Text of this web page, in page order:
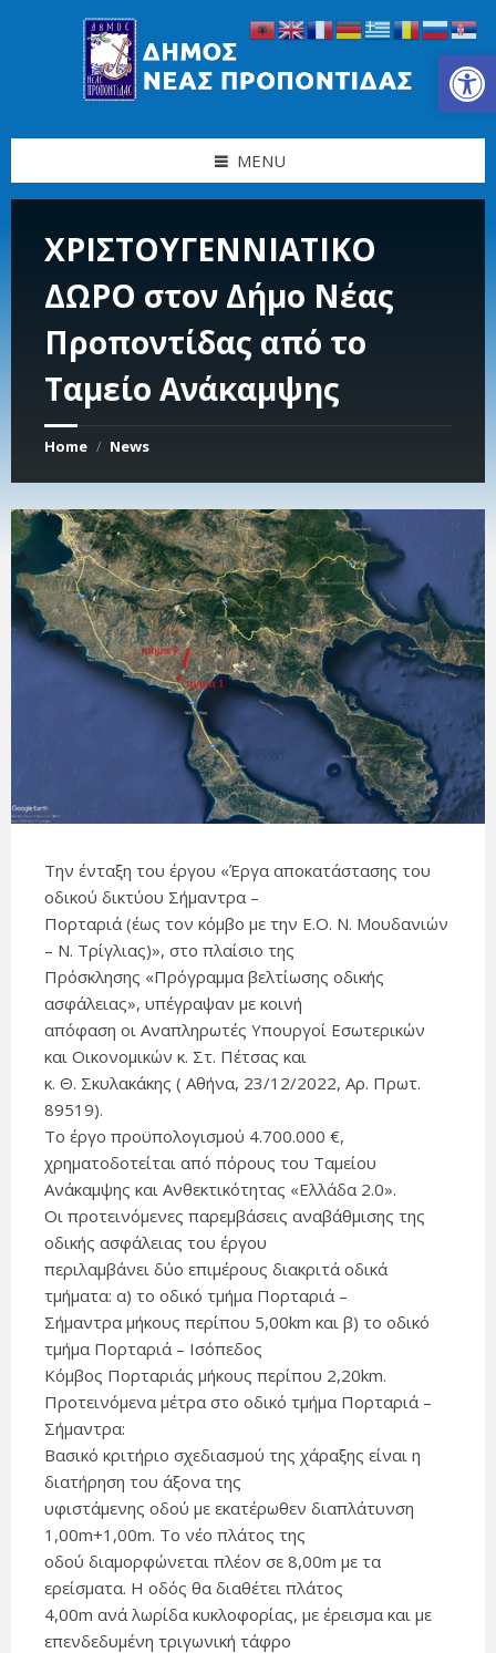
Ανοίξτε τη γραμμή εργαλείων
MENU
ΧΡΙΣΤΟΥΓΕΝΝΙΑΤΙΚΟ
ΔΩΡΟ στον Δήμο Νέας
Προποντίδας από το
Ταμείο Ανάκαμψης
Home / News
Την ένταξη του έργου «Έργα αποκατάστασης του
οδικού δικτύου Σήμαντρα –
Πορταριά (έως τον κόμβο με την Ε.Ο. Ν. Μουδανιών
– Ν. Τρίγλιας)», στο πλαίσιο της
Πρόσκλησης «Πρόγραμμα βελτίωσης οδικής
ασφάλειας», υπέγραψαν με κοινή
απόφαση οι Αναπληρωτές Υπουργοί Εσωτερικών
και Οικονομικών κ. Στ. Πέτσας και
κ. Θ. Σκυλακάκης ( Αθήνα, 23/12/2022, Αρ. Πρωτ.
89519).
Το έργο προϋπολογισμού 4.700.000 €,
χρηματοδοτείται από πόρους του Ταμείου
Ανάκαμψης και Ανθεκτικότητας «Ελλάδα 2.0».
Οι προτεινόμενες παρεμβάσεις αναβάθμισης της
οδικής ασφάλειας του έργου
περιλαμβάνει δύο επιμέρους διακριτά οδικά
τμήματα: α) το οδικό τμήμα Πορταριά –
Σήμαντρα μήκους περίπου 5,00km και β) το οδικό
τμήμα Πορταριά – Ισόπεδος
Κόμβος Πορταριάς μήκους περίπου 2,20km.
Προτεινόμενα μέτρα στο οδικό τμήμα Πορταριά –
Σήμαντρα:
Βασικό κριτήριο σχεδιασμού της χάραξης είναι η
διατήρηση του άξονα της
υφιστάμενης οδού με εκατέρωθεν διαπλάτυνση
1,00m+1,00m. Το νέο πλάτος της
οδού διαμορφώνεται πλέον σε 8,00m με τα
ερείσματα. Η οδός θα διαθέτει πλάτος
4,00m ανά λωρίδα κυκλοφορίας, με έρεισμα και με
επενδεδυμένη τριγωνική τάφρο